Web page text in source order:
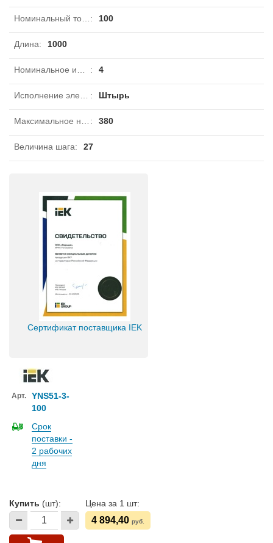
Номинальный ток длительной нагрузки Iu: 100
Длина: 1000
Номинальное импульсное напряжение : 4
Исполнение электрического соединения : Штырь
Максимальное номинальное рабочее напряжение Ue : 380
Величина шага: 27
Сертификат поставщика IEK
Арт.
YNS51-3-
100
Срок
поставки -
2 рабочих
дня
Купить (шт): Цена за 1 шт:
4 894,40 руб.